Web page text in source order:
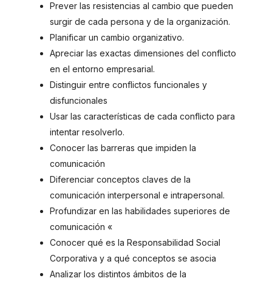
Prever las resistencias al cambio que pueden
surgir de cada persona y de la organización.
Planificar un cambio organizativo.
Apreciar las exactas dimensiones del conflicto
en el entorno empresarial.
Distinguir entre conflictos funcionales y
disfuncionales
Usar las características de cada conflicto para
intentar resolverlo.
Conocer las barreras que impiden la
comunicación
Diferenciar conceptos claves de la
comunicación interpersonal e intrapersonal.
Profundizar en las habilidades superiores de
comunicación «
Conocer qué es la Responsabilidad Social
Corporativa y a qué conceptos se asocia
Analizar los distintos ámbitos de la